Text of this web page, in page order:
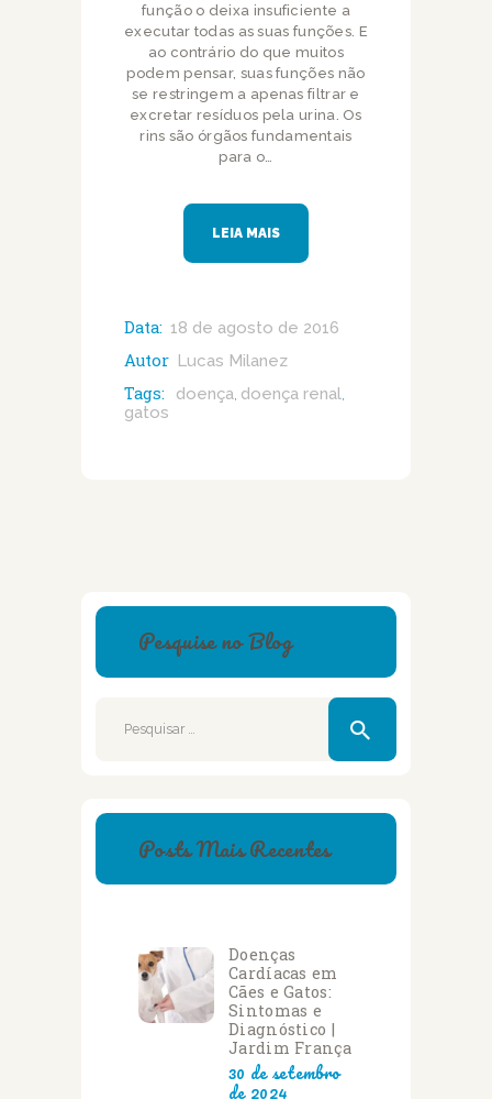
função o deixa insuficiente a
executar todas as suas funções. E
ao contrário do que muitos
podem pensar, suas funções não
se restringem a apenas filtrar e
excretar resíduos pela urina. Os
rins são órgãos fundamentais
para o…
LEIA MAIS
Data: 18 de agosto de 2016
Autor Lucas Milanez
Tags: doença doença renal
gatos
Pesquise no Blog
Posts Mais Recentes
Doenças
Cardíacas em
Cães e Gatos:
Sintomas e
Diagnóstico |
Jardim França
30 de setembro
de 2024